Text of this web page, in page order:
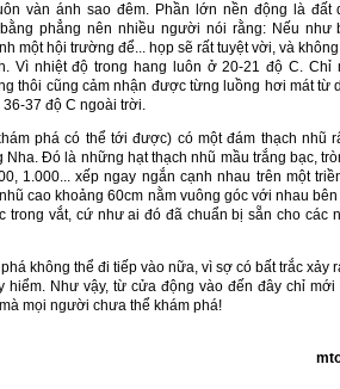
vàn ánh sao đêm. Phần lớn nền động là đất
phẳng nên nhiều người nói rằng: Nếu như
một hội trường để... họp sẽ rất tuyệt vời, và
Vì nhiệt độ trong hang luôn ở 20-21 độ C. Chỉ
thôi cũng cảm nhận được từng luồng hơi mát từ
37 độ C ngoài trời.
phá có thể tới được) có một đám thạch nhũ
Ðó là những hạt thạch nhũ mầu trắng bạc,
1.000... xếp ngay ngắn cạnh nhau trên một
cao khoảng 60cm nằm vuông góc với nhau bên
vắt, cứ như ai đó đã chuẩn bị sẵn cho các
không thể đi tiếp vào nữa, vì sợ có bất trắc xảy
Như vậy, từ cửa động vào đến đây chỉ mới
mọi người chưa thể khám phá!